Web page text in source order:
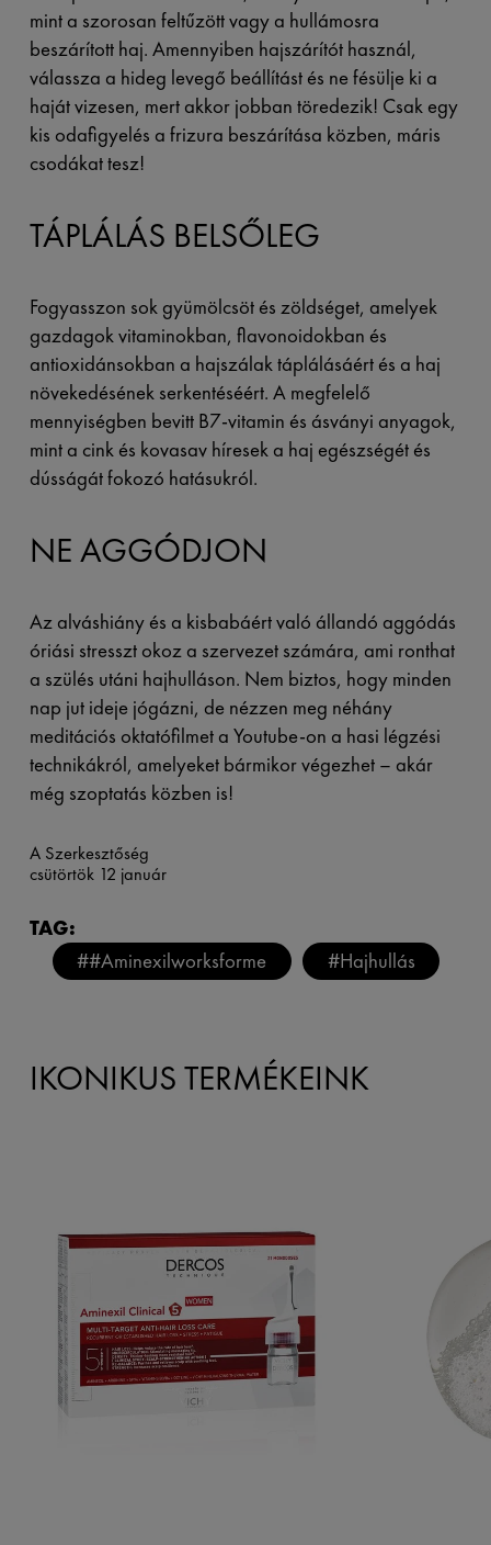
mint a szorosan feltűzött vagy a hullámosra
beszárított haj. Amennyiben hajszárítót használ,
válassza a hideg levegő beállítást és ne fésülje ki a
haját vizesen, mert akkor jobban töredezik! Csak egy
kis odafigyelés a frizura beszárítása közben, máris
csodákat tesz!
TÁPLÁLÁS BELSŐLEG
Fogyasszon sok gyümölcsöt és zöldséget, amelyek
gazdagok vitaminokban, flavonoidokban és
antioxidánsokban a hajszálak táplálásáért és a haj
növekedésének serkentéséért. A megfelelő
mennyiségben bevitt B7-vitamin és ásványi anyagok,
mint a cink és kovasav híresek a haj egészségét és
dússágát fokozó hatásukról.
NE AGGÓDJON
Az alváshiány és a kisbabáért való állandó aggódás
óriási stresszt okoz a szervezet számára, ami ronthat
a szülés utáni hajhulláson. Nem biztos, hogy minden
nap jut ideje jógázni, de nézzen meg néhány
meditációs oktatófilmet a Youtube-on a hasi légzési
technikákról, amelyeket bármikor végezhet – akár
még szoptatás közben is!
A Szerkesztőség
csütörtök 12 január
TAG:
##Aminexilworksforme
#Hajhullás
IKONIKUS TERMÉKEINK